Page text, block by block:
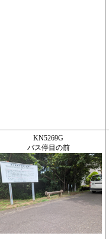
KN5269G
バス停目の前